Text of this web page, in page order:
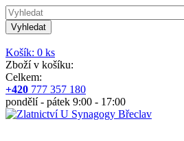
Vyhledat
Košík: 0 ks
Zboží v košíku:
Celkem:
+420 777 357 180
pondělí - pátek 9:00 - 17:00